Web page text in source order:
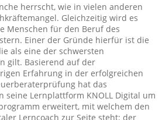
herrscht, wie in vielen anderen
Gleichzeitig wird es
Menschen für den Beruf des
Einer der Gründe hierfür ist die
als eine der schwersten
gilt. Basierend auf der
Erfahrung in der erfolgreichen
hat das
seine Lernplattform KNOLL Digital um
erweitert, mit welchem den
Lerncoach zur Seite steht: der